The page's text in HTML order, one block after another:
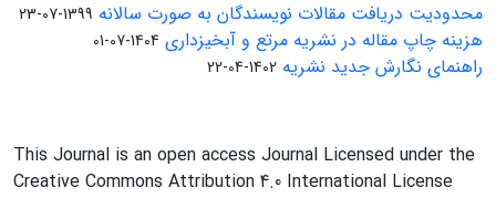
محدودیت دریافت مقالات نویسندگان به صورت سالانه 1399-07-23
هزینه چاپ مقاله در نشریه مرتع و آبخیزداری 1404-07-01
راهنمای نگارش جدید نشریه 1402-04-22
This Journal is an open access Journal Licensed under the
Creative Commons Attribution 4.0 International License